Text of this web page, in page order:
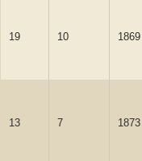
19 10 1869
13 7 1873